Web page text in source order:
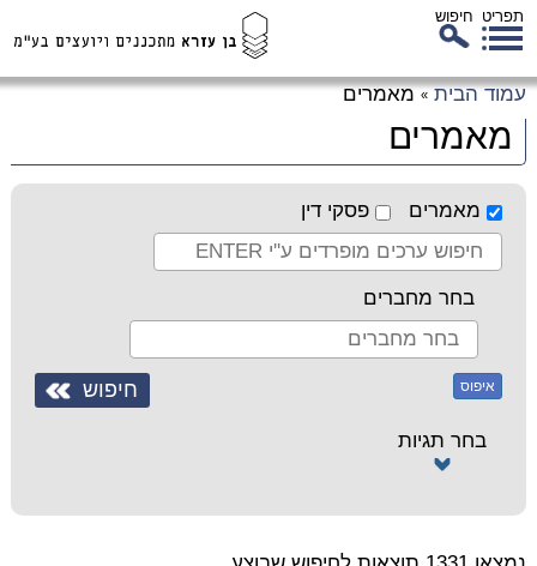
תפריט חיפוש
עמוד הבית » מאמרים
מאמרים
מאמרים פסקי דין
בחר מחברים
איפוס
בחר תגיות